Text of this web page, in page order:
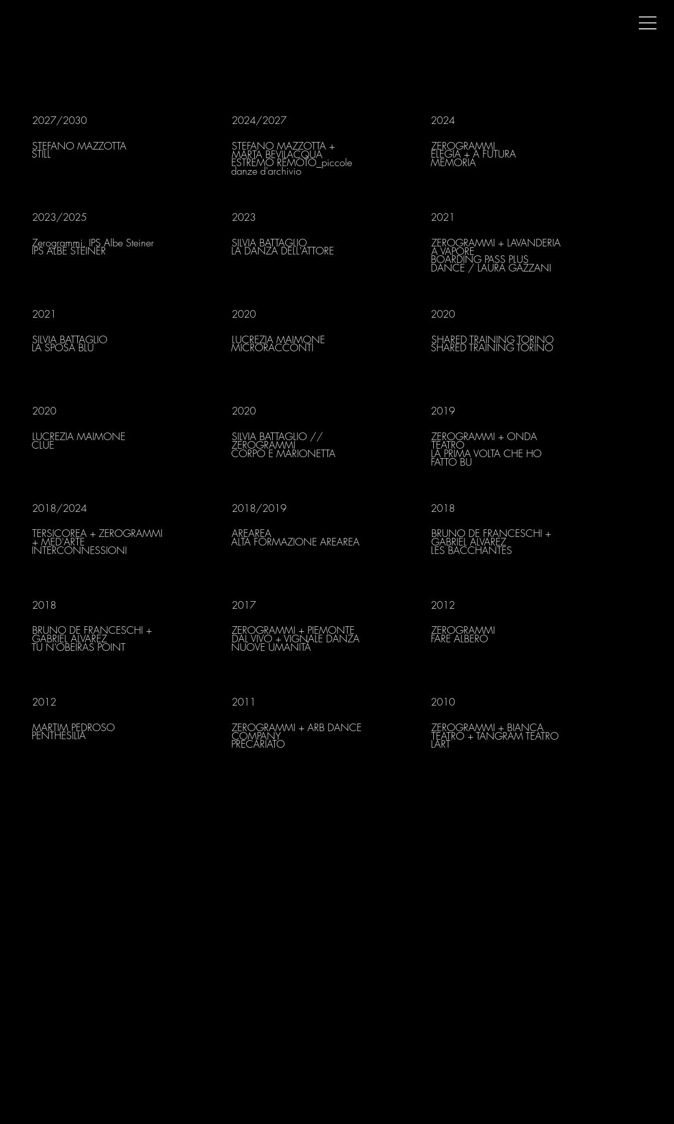
2027/2030
STEFANO MAZZOTTA
STILL
2024/2027
STEFANO MAZZOTTA +
MARTA BEVILACQUA
ESTREMO REMOTO_piccole
danze d'archivio
2024
ZEROGRAMMI
ELEGIA + A FUTURA
MEMORIA
2023/2025
Zerogrammi, IPS Albe Steiner
IPS ALBE STEINER
2023
SILVIA BATTAGLIO
LA DANZA DELL'ATTORE
2021
ZEROGRAMMI + LAVANDERIA
A VAPORE
BOARDING PASS PLUS
DANCE / LAURA GAZZANI
2021
SILVIA BATTAGLIO
LA SPOSA BLU
2020
LUCREZIA MAIMONE
MICRORACCONTI
2020
SHARED TRAINING TORINO
SHARED TRAINING TORINO
2020
LUCREZIA MAIMONE
CLUE
2020
SILVIA BATTAGLIO //
ZEROGRAMMI
CORPO E MARIONETTA
2019
ZEROGRAMMI + ONDA
TEATRO
LA PRIMA VOLTA CHE HO
FATTO BU
2018/2024
TERSICOREA + ZEROGRAMMI
+ MED'ARTE
INTERCONNESSIONI
2018/2019
AREAREA
ALTA FORMAZIONE AREAREA
2018
BRUNO DE FRANCESCHI +
GABRIEL ALVAREZ
LES BACCHANTES
2018
BRUNO DE FRANCESCHI +
GABRIEL ALVAREZ
TU N'OBEIRAS POINT
2017
ZEROGRAMMI + PIEMONTE
DAL VIVO + VIGNALE DANZA
NUOVE UMANITÀ
2012
ZEROGRAMMI
FARE ALBERO
2012
MARTIM PEDROSO
PENTHESILIA
2011
ZEROGRAMMI + ARB DANCE
COMPANY
PRECARIATO
2010
ZEROGRAMMI + BIANCA
TEATRO + TANGRAM TEATRO
LART